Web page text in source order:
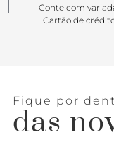
Conte com
Cartão de
Fique por
das